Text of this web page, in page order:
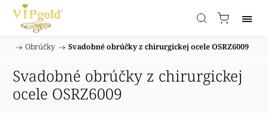
/ Obrúčky / Svadobné obrúčky z chirurgickej ocele OSRZ6009
Svadobné obrúčky z chirurgickej
ocele OSRZ6009